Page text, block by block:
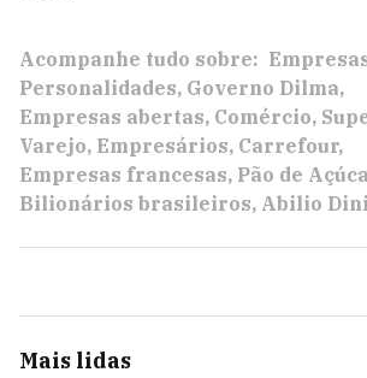
Acompanhe tudo sobre:
Personalidades Governo Dilma
Empresas abertas Comércio
Varejo Empresários Carrefour
Empresas francesas Pão de
Bilionários brasileiros Abilio
Mais lidas